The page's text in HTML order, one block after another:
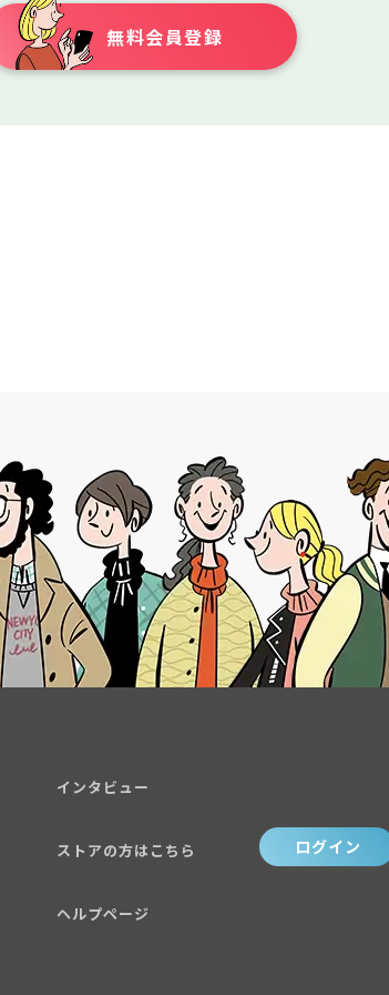
無料会員登録
インタビュー
ストアの方はこちら
ヘルプページ
ログイン